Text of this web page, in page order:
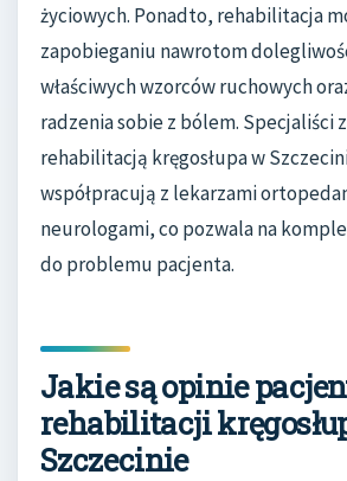
życiowych. Ponadto, rehabilitacja
zapobieganiu nawrotom
właściwych wzorców ruchowych
radzenia sobie z bólem. Specjaliści
rehabilitacją kręgosłupa w
współpracują z lekarzami
neurologami, co pozwala na
do problemu pacjenta.
Jakie są opinie
rehabilitacji
Szczecinie